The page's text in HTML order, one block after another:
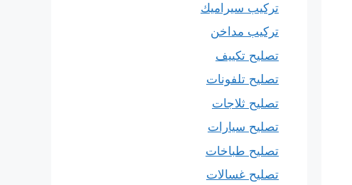
تركيب سيراميك
تركيب مداخن
تصليح تكييف
تصليح تلفونات
تصليح ثلاجات
تصليح سيارات
تصليح طباخات
تصليح غسالات